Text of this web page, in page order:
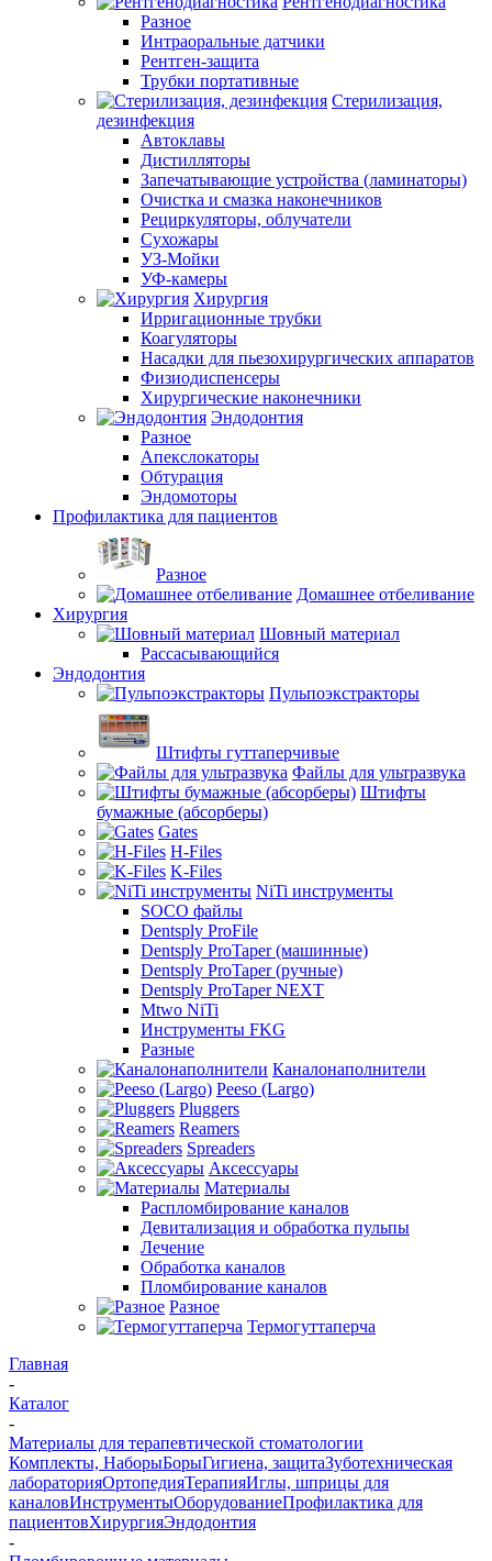
Разное
Интраоральные датчики
Рентген-защита
Трубки портативные
Стерилизация,
дезинфекция
Автоклавы
Дистилляторы
Запечатывающие устройства (ламинаторы)
Очистка и смазка наконечников
Рециркуляторы, облучатели
Сухожары
УЗ-Мойки
УФ-камеры
Хирургия
Ирригационные трубки
Коагуляторы
Насадки для пьезохирургических аппаратов
Физиодиспенсеры
Хирургические наконечники
Эндодонтия
Разное
Апекслокаторы
Обтурация
Эндомоторы
Профилактика для пациентов
Разное
Домашнее отбеливание
Хирургия
Шовный материал
Рассасывающийся
Эндодонтия
Пульпоэкстракторы
Штифты гуттаперчивые
Файлы для ультразвука
Штифты
бумажные (абсорберы)
Gates
H-Files
K-Files
NiTi инструменты
SOCO файлы
Dentsply ProFile
Dentsply ProTaper (машинные)
Dentsply ProTaper (ручные)
Dentsply ProTaper NEXT
Mtwo NiTi
Инструменты FKG
Разные
Каналонаполнители
Peeso (Largo)
Pluggers
Reamers
Spreaders
Аксессуары
Материалы
Распломбирование каналов
Девитализация и обработка пульпы
Лечение
Обработка каналов
Пломбирование каналов
Разное
Термогуттаперча
Главная
-
Каталог
-
Материалы для терапевтической стоматологии
Комплекты, НаборыБорыГигиена, защитаЗуботехническая
лабораторияОртопедияТерапияИглы, шприцы для
каналовИнструментыОборудованиеПрофилактика для
пациентовХирургияЭндодонтия
-